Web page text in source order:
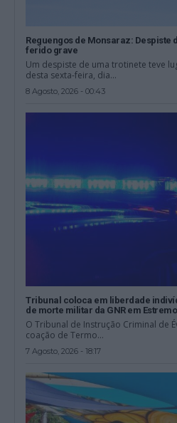
Reguengos de Monsaraz: Despiste
ferido grave
Um despiste de uma trotinete teve
desta sexta-feira, dia...
8 Agosto, 2026 - 00:43
Tribunal coloca em liberdade
de morte militar da GNR em
O Tribunal de Instrução Criminal de
coação de Termo...
7 Agosto, 2026 - 18:17